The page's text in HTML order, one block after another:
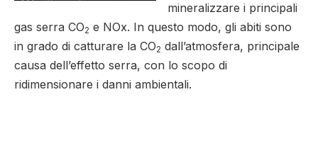
mineralizzare i principali
gas serra CO2 e NOx. In questo modo, gli abiti sono
in grado di catturare la CO2 dall’atmosfera, principale
causa dell’effetto serra, con lo scopo di
ridimensionare i danni ambientali.